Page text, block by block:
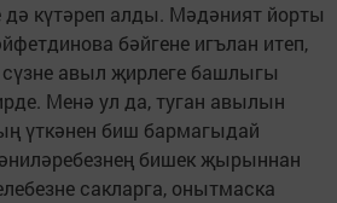
дә күтәреп алды. Мәдәният йорты
бәйгене игълан итеп,
авыл җирлеге башлыгы
Менә ул да, туган авылын
үткәнен биш бармагыдай
әниләребезнең бишек җырыннан
сакларга, онытмаска